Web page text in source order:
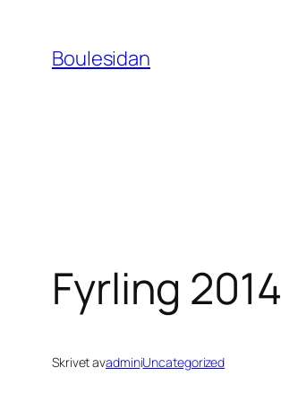
innehåll
Boulesidan
Fyrling 2014
Skrivet avadminiUncategorized